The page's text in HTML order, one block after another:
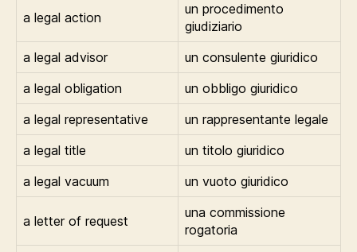
a legal action
un procedimento
giudiziario
a legal advisor
un consulente giuridico
a legal obligation
un obbligo giuridico
a legal representative
un rappresentante legale
a legal title
un titolo giuridico
a legal vacuum
un vuoto giuridico
a letter of request
una commissione
rogatoria